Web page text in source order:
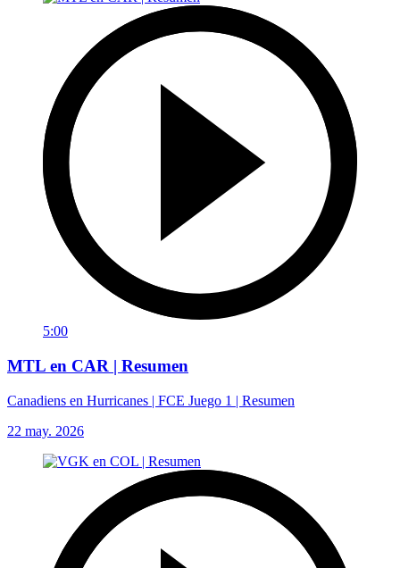
5:00
MTL en CAR | Resumen
Canadiens en Hurricanes | FCE Juego 1 | Resumen
22 may. 2026